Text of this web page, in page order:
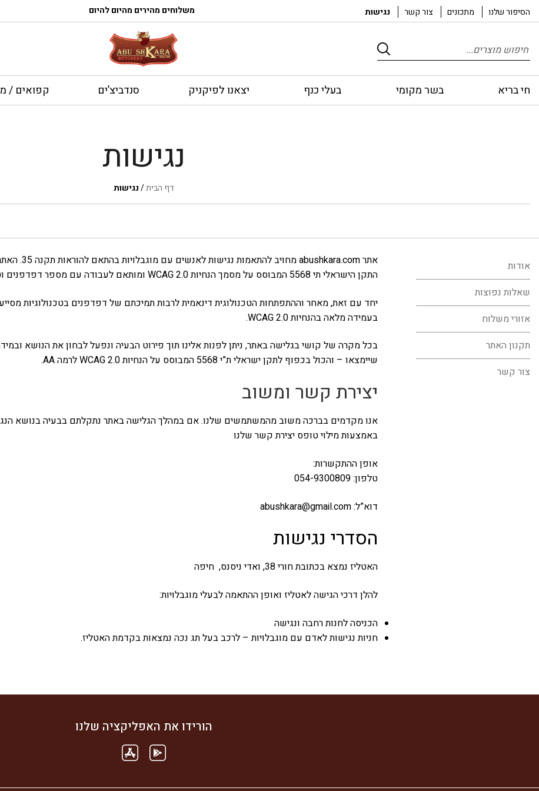
הסיפור שלנו מתכונים צור קשר נגישות משלוחים מהירים מהיום להיום
search
חי בריא בשר מקומי בעלי כנף יצאנו לפיקניק סנדביצ’ים קפואים /
נגישות
דף הבית/נגישות
אודות
שאלות נפוצות
אזורי משלוח
תקנון האתר
צור קשר
אתרabushkara.com
התקן הישראלי תי 5568 המבוסס על מסמך הנחיות WCAG 2.0 ומותאם לעבודה עם מספר דפדפנים וטכנולוגיות מסייעות לנגישות.
יחד עם זאת, מאחר וההתפתחות הטכנולוגית דינאמית לרבות תמיכתם של דפדפנים בטכנולוגיות
בעמידה מלאה בהנחיות WCAG 2.0.
בכל מקרה של קושי בגלישה באתר, ניתן לפנות אלינו תוך פירוט הבעיה ונפעל לבחון את הנושא
שיימצאו – והכול בכפוף לתקן ישראלי ת”י 5568 המבוסס על הנחיות WCAG 2.0 לרמה AA.
יצירת קשר ומשוב
אנו מקדמים בברכה משוב מהמשתמשים שלנו. אם במהלך הגלישה באתר נתקלתם בבעיה בנושא
באמצעות מילוי טופס יצירת קשר שלנו
אופן ההתקשרות:
טלפון:054-9300809
דוא”ל:abushkara@gmail.com
הסדרי נגישות
האטליז נמצא בכתובתחורי 38, ואדי ניסנס, חיפה
להלן דרכי הגישה לאטליז ואופן ההתאמה לבעלי מוגבלויות:
הכניסה לחנות רחבה ונגישה
חניות נגישות לאדם עם מוגבלויות – לרכב בעל תג נכה נמצאות בקדמת האטליז.
הורידו את האפליקציה שלנו